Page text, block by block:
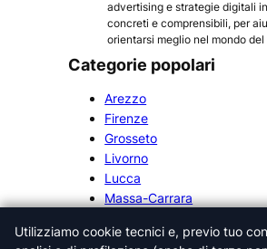
advertising e strategie digitali
concreti e comprensibili, per
orientarsi meglio nel mondo del
Categorie popolari
Arezzo
Firenze
Grosseto
Livorno
Lucca
Massa-Carrara
Pistoia
Utilizziamo cookie tecnici e, previo tuo